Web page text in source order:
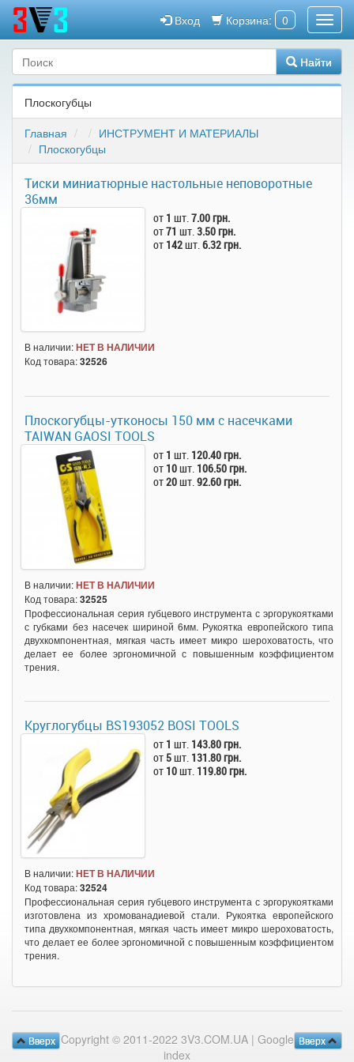
Корзина: 0
Вход
Найти
Плоскогубцы
Главная
ИНСТРУМЕНТ И МАТЕРИАЛЫ
Плоскогубцы
Тиски миниатюрные настольные неповоротные
36мм
от 1 шт.7.00 грн.
от71 шт.3.50 грн.
от 142шт.6.32 грн.
В наличии:НЕТ В НАЛИЧИИ
Код товара:32526
Плоскогубцы-утконосы 150 мм с насечками
TAIWAN GAOSI TOOLS
от 1 шт. 120.40 грн.
от 10шт. 106.50 грн.
от20шт.92.60 грн.
В наличии:НЕТ В НАЛИЧИИ
Код товара:32525
Профессиональная серия губцевого инструмента с эргорукоятками
с губками без насечек шириной 6мм. Рукоятка европейского типа
двухкомпонентная, мягкая часть имеет микро шероховатость, что
делает ее более эргономичной с повышенным коэффициентом
трения.
Круглогубцы BS193052 BOSI TOOLS
от 1 шт. 143.80 грн.
от 5шт. 131.80 грн.
от 10шт. 119.80 грн.
В наличии:НЕТ В НАЛИЧИИ
Код товара:32524
Профессиональная серия губцевого инструмента с эргорукоятками
изготовлена из хромованадиевой стали. Рукоятка европейского
типа двухкомпонентная, мягкая часть имеет микро шероховатость,
что делает ее более эргономичной с повышенным коэффициентом
трения.
Вверх
Вверх Copyright © 2011-2022 3V3.COM.UA | Google
index